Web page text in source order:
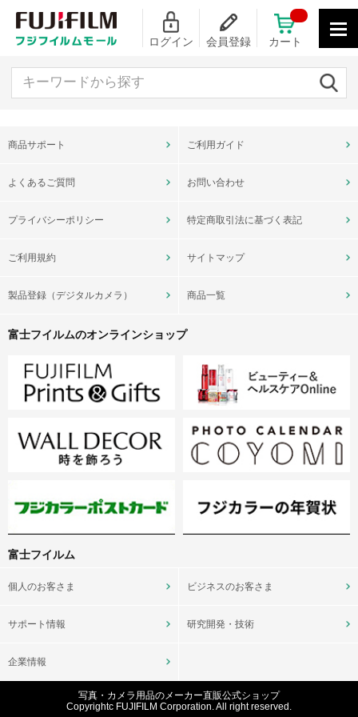
ログイン 会員登録
商品サポート ご利用ガイド
よくあるご質問 お問い合わせ
プライバシーポリシー 特定商取引法に基づく表記
ご利用規約 サイトマップ
製品登録（デジタルカメラ） 商品一覧
富士フイルムのオンラインショップ
富士フイルム
個人のお客さま ビジネスのお客さま
サポート情報 研究開発・技術
企業情報
写真・カメラ用品のメーカー直販公式ショップ
Copyrightc FUJIFILM Corporation. All right reserved.